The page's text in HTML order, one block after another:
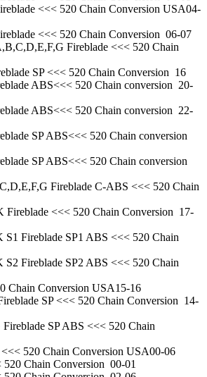
<<< 520 Chain Conversion USA04-
<<< 520 Chain Conversion 06-07
Fireblade <<< 520 Chain
SP <<< 520 Chain Conversion 16
ABS<<< 520 Chain conversion 20-
ABS<<< 520 Chain conversion 22-
SP ABS<<< 520 Chain conversion
SP ABS<<< 520 Chain conversion
Fireblade C-ABS <<< 520 Chain
<<< 520 Chain Conversion 17-
Fireblade SP1 ABS <<< 520 Chain
Fireblade SP2 ABS <<< 520 Chain
Chain Conversion USA15-16
SP <<< 520 Chain Conversion 14-
SP ABS <<< 520 Chain
520 Chain Conversion USA00-06
Chain Conversion 00-01